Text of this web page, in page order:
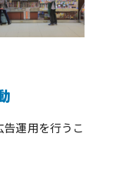
運用を行うこ